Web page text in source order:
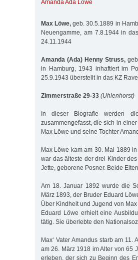
Amanda Ada Löwe
Max Löwe, geb. 30.5.1889 in
Neuengamme, am 7.8.1944 in
24.11.1944
Amanda (Ada) Henny Struss,
in Hamburg, 1943 inhaftiert im
25.9.1943 überstellt in das KZ
Zimmerstraße 29-33 (Uhlenhorst)
In dieser Biografie werden
zusammengefasst, die sich in
Max Löwe und seine Tochter
Max Löwe kam am 30. Mai 1889
war das älteste der drei Kinder
Jette, geborene Posner. Beide
Am 18. Januar 1892 wurde die
März 1893, der Bruder Eduard
Über Kindheit und Jugend von
Eduard Löwe erhielt eine
tätig. Sie überlebte den
Max‘ Vater Amandus starb am
am 26. März 1918 im Alter von 65
erleben, der sich zu Beginn des